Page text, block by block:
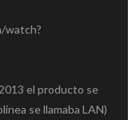
watch?
el producto se
se llamaba LAN)